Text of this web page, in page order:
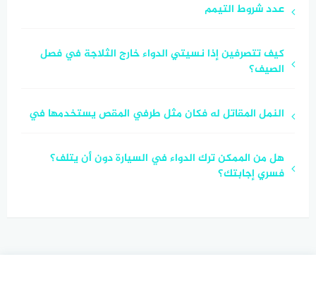
عدد شروط التيمم
كيف تتصرفين إذا نسيتي الدواء خارج الثلاجة في فصل
الصيف؟
النمل المقاتل له فكان مثل طرفي المقص يستخدمها في
هل من الممكن ترك الدواء في السيارة دون أن يتلف؟
فسري إجابتك؟